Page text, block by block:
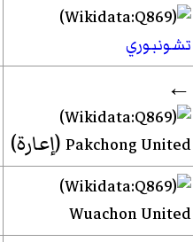
تشونبوري
←
Pakchong United (إعارة)
Wuachon United